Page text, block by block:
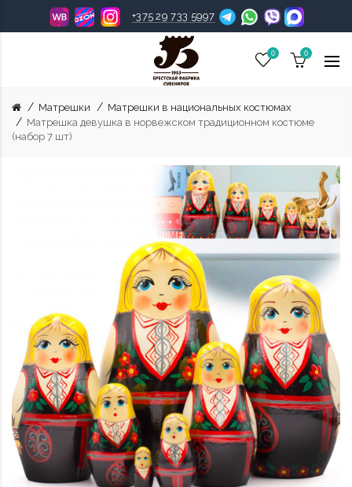
+375 29 733 5997
0 0
Матрешки
Матрешки в национальных костюмах
Матрешка девушка в норвежском традиционном костюме
(набор 7 шт)